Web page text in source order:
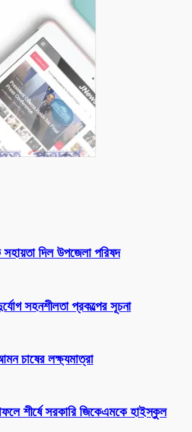
দিল উপজেলা পরিষদ
সহনশীলতা প্রকল্পের সূচনা
চাষের লক্ষ্যমাত্রা
শীর্ষে সরকারি জিকেএমকে হাইস্কুল